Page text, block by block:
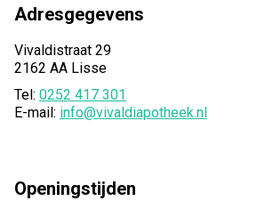
Adresgegevens
Vivaldistraat 29
2162 AA Lisse
Tel: 0252 417 301
E-mail: info@vivaldiapotheek.nl
Openingstijden